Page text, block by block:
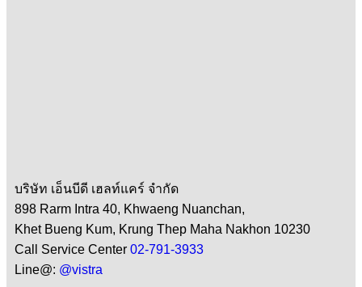
บริษัท เอ็นบีดี เฮลท์แคร์ จำกัด
898 Rarm Intra 40, Khwaeng Nuanchan,
Khet Bueng Kum, Krung Thep Maha Nakhon 10230
Call Service Center 02-791-3933
Line@: @vistra